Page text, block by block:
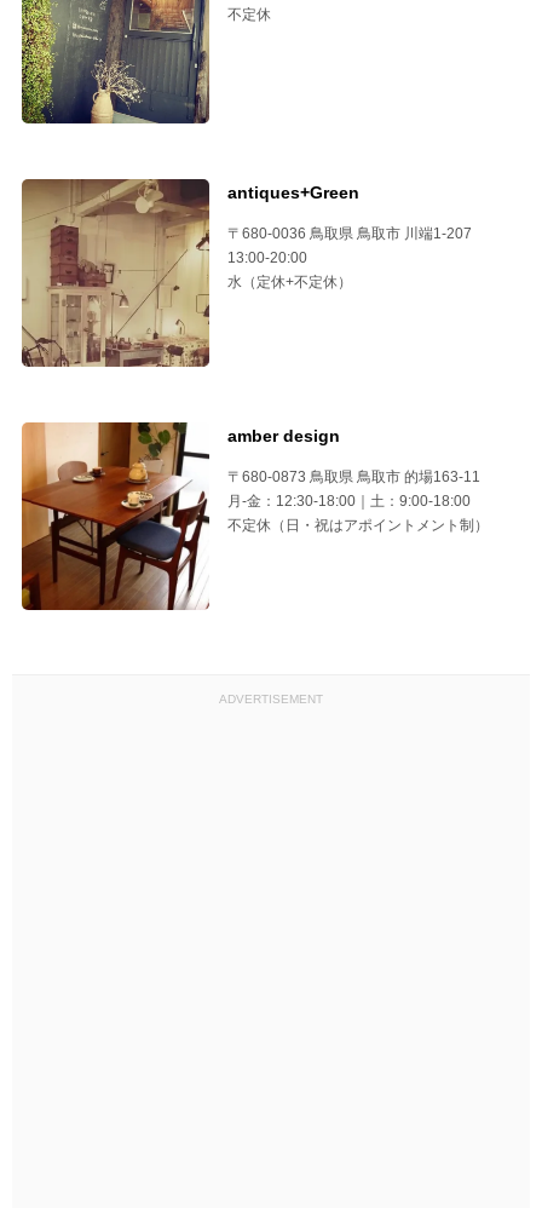
不定休
antiques+Green
〒680-0036 鳥取県 鳥取市 川端1-207
13:00-20:00
水（定休+不定休）
amber design
〒680-0873 鳥取県 鳥取市 的場163-11
月-金：12:30-18:00｜土：9:00-18:00
不定休（日・祝はアポイントメント制）
ADVERTISEMENT